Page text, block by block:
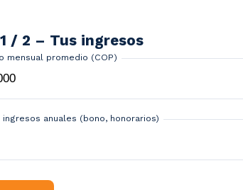
/ 2 – Tus ingresos
mensual promedio (COP)
anuales (bono, honorarios)